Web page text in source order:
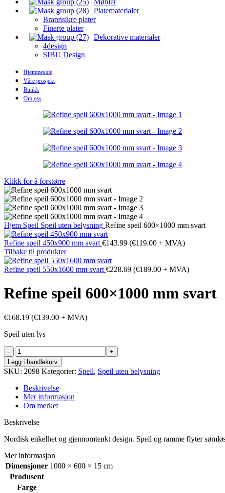
Møbler
Platematerialer
Brannsikre plater
Finerte plater
Dekorative materialer
4design
SIBU Design
Hjemmeside
Våre prosjekt
Butikk
Om oss
Klikk for å forstørre
Hjem Speil Speil uten belysning Refine speil 600×1000 mm svart
Refine speil 450x900 mm svart €143.99 (€119.00 + MVA)
Tilbake til produkter
Refine speil 550x1600 mm svart €228.69 (€189.00 + MVA)
Refine speil 600×1000 mm svart
€168.19 (€139.00 + MVA)
Speil uten lys
Refine
speil
600x1000
mm
svart
antall
Legg i handlekurv
SKU: 2098 Kategorier: Speil, Speil uten belysning
Beskrivelse
Mer informasjon
Om merket
Beskrivelse
Nordisk enkelhet og gjennomtenkt design. Speil og ramme flyter
Mer informasjon
Dimensjoner 1000 × 600 × 15 cm
Produsent
Farge